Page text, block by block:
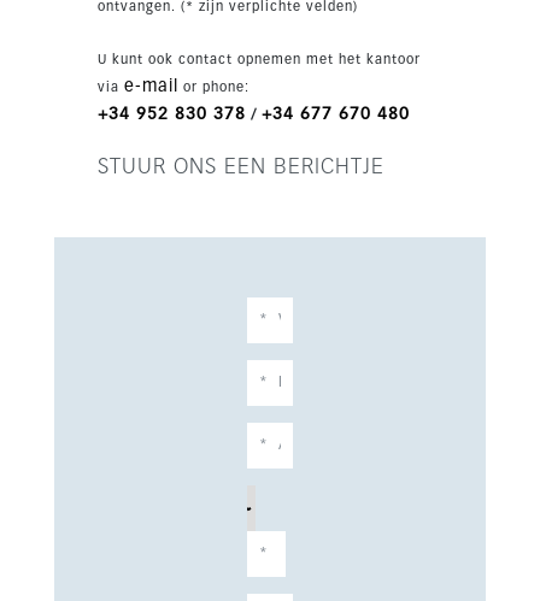
lift, sauna, verwarmd zwembad en
ontvangen. (* zijn verplichte velden)
U kunt ook contact opnemen met het kantoor
via e-mail or phone:
+34 952 830 378 / +34 677 670 480
STUUR ONS EEN BERICHTJE